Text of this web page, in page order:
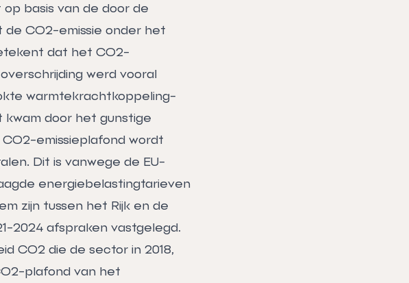
op basis van de door de
CO2-emissie onder het
dat het CO2-
werd vooral
warmtekrachtkoppeling-
kwam door het gunstige
emissieplafond wordt
Dit is vanwege de EU-
energiebelastingtarieven
zijn tussen het Rijk en de
2024 afspraken vastgelegd.
CO2 die de sector in 2018,
plafond van het